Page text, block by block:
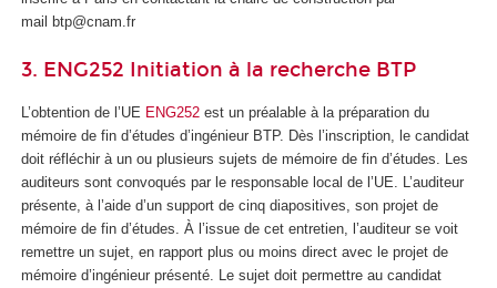
mail btp@cnam.fr
3. ENG252 Initiation à la recherche BTP
L’obtention de l’UE ENG252 est un préalable à la préparation du
mémoire de fin d’études d’ingénieur BTP. Dès l’inscription, le candidat
doit réfléchir à un ou plusieurs sujets de mémoire de fin d’études. Les
auditeurs sont convoqués par le responsable local de l’UE. L’auditeur
présente, à l’aide d’un support de cinq diapositives, son projet de
mémoire de fin d’études. À l’issue de cet entretien, l’auditeur se voit
remettre un sujet, en rapport plus ou moins direct avec le projet de
mémoire d’ingénieur présenté. Le sujet doit permettre au candidat